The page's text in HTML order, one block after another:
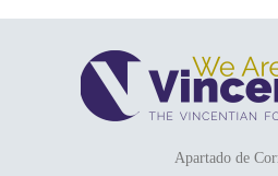
Apartado de